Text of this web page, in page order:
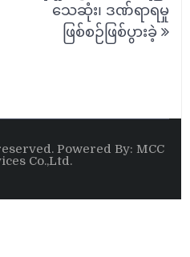
သေဆုံး၊ ဒဏ်ရာရမှု
ဖြစ်စဉ်ဖြစ်ပွားခဲ့
Powered By: MCC
Co.,Ltd.